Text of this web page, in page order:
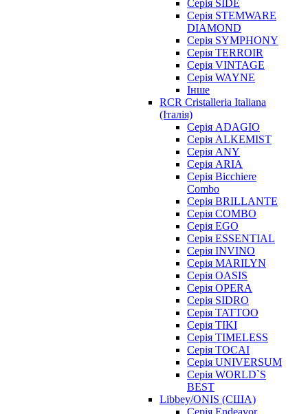
Серія SIDE
Серія STEMWARE
DIAMOND
Серія SYMPHONY
Серія TERROIR
Серія VINTAGE
Серія WAYNE
Інше
RCR Cristalleria Italiana
(Італія)
Серія ADAGIO
Серія ALKEMIST
Серія ANY
Серія ARIA
Серія Bicchiere
Combo
Серія BRILLANTE
Серія COMBO
Серія EGO
Серія ESSENTIAL
Серія INVINO
Серія MARILYN
Серія OASIS
Серія OPERA
Серія SIDRO
Серія TATTOO
Серія TIKI
Серія TIMELESS
Серія TOCAI
Серія UNIVERSUM
Серія WORLD`S
BEST
Libbey/ONIS (США)
Cерія Endeavor